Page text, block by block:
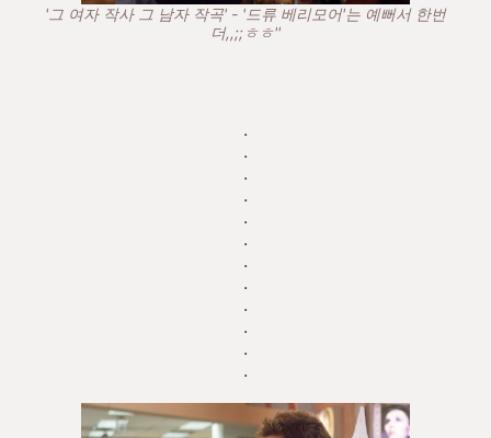
'그 여자 작사 그 남자 작곡' - '드류 베리모어'는 예뻐서 한번
더,,;;ㅎㅎ''
.
.
.
.
.
.
.
.
.
.
.
.